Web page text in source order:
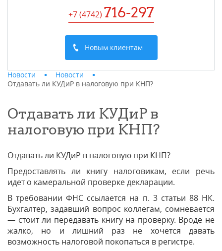
+7 (4742) 716-297
Новым клиентам
Новости
Новости
Отдавать ли КУДиР в налоговую при КНП?
Отдавать ли КУДиР в
налоговую при КНП?
Отдавать ли КУДиР в налоговую при КНП?
Предоставлять ли книгу налоговикам, если речь
идет о камеральной проверке декларации.
В требовании ФНС ссылается на п. 3 статьи 88 НК.
Бухгалтер, задавший вопрос коллегам, сомневается
— стоит ли передавать книгу на проверку. Вроде не
жалко, но и лишний раз не хочется давать
возможность налоговой покопаться в регистре.